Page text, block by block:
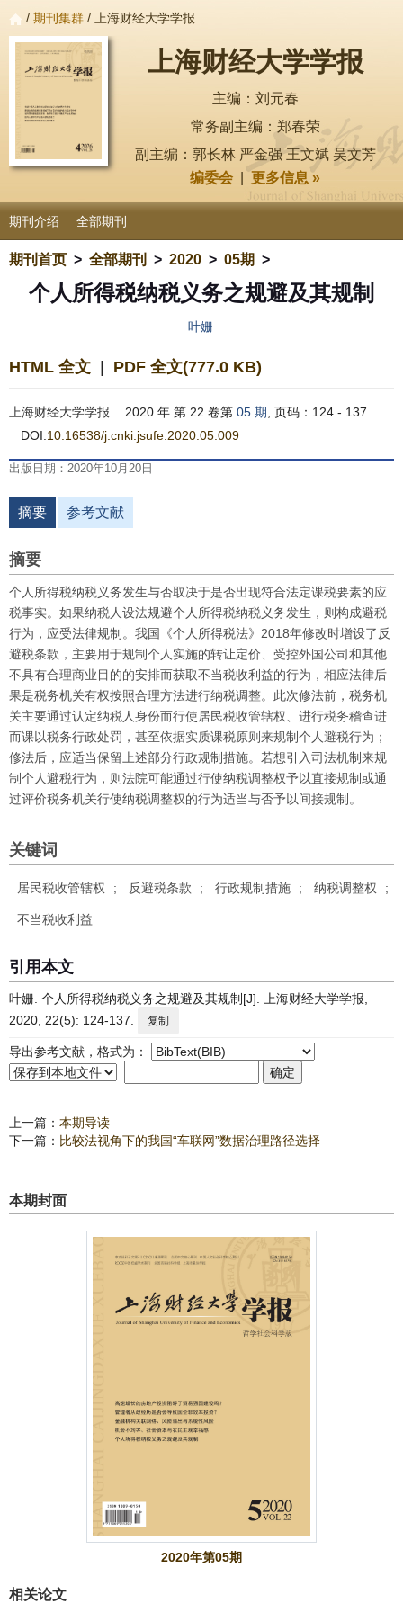
/ 期刊集群 / 上海财经大学学报
上海财经大学学报
主编：刘元春
常务副主编：郑春荣
副主编：郭长林 严金强 王文斌 吴文芳
编委会 |更多信息 »
期刊介绍 全部期刊
期刊首页 > 全部期刊 > 2020 > 05期 >
个人所得税纳税义务之规避及其规制
叶姗
HTML 全文 PDF 全文(777.0 KB)
上海财经大学学报 2020 年 第 22 卷第 05 期 , 页码：124 - 137
DOI:10.16538/j.cnki.jsufe.2020.05.009
出版日期：2020年10月20日
摘要 参考文献
摘要
个人所得税纳税义务发生与否取决于是否出现符合法定课税要素的应
税事实。如果纳税人设法规避个人所得税纳税义务发生，则构成避税
行为，应受法律规制。我国《个人所得税法》2018年修改时增设了反
避税条款，主要用于规制个人实施的转让定价、受控外国公司和其他
不具有合理商业目的的安排而获取不当税收利益的行为，相应法律后
果是税务机关有权按照合理方法进行纳税调整。此次修法前，税务机
关主要通过认定纳税人身份而行使居民税收管辖权、进行税务稽查进
而课以税务行政处罚，甚至依据实质课税原则来规制个人避税行为；
修法后，应适当保留上述部分行政规制措施。若想引入司法机制来规
制个人避税行为，则法院可能通过行使纳税调整权予以直接规制或通
过评价税务机关行使纳税调整权的行为适当与否予以间接规制。
关键词
居民税收管辖权 ; 反避税条款 ; 行政规制措施 ; 纳税调整权 ;
不当税收利益
引用本文
叶姗. 个人所得税纳税义务之规避及其规制[J]. 上海财经大学学报,
2020, 22(5): 124-137.
复制
导出参考文献，格式为：
上一篇： 本期导读
下一篇： 比较法视角下的我国“车联网”数据治理路径选择
本期封面
2020年第05期
相关论文